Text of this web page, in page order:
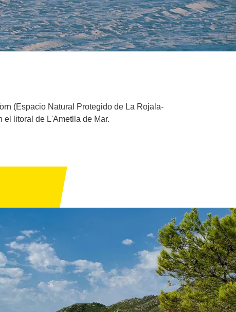
(Espacio Natural Protegido de La Rojala-
el litoral de L'Ametlla de Mar.